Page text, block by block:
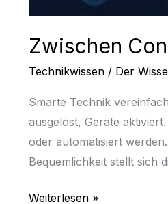
Zwischen
Technikwissen/ Der
Smarte Technik
ausgelöst, Geräte
oder automatisiert
Bequemlichkeit stellt sich
Weiterlesen »